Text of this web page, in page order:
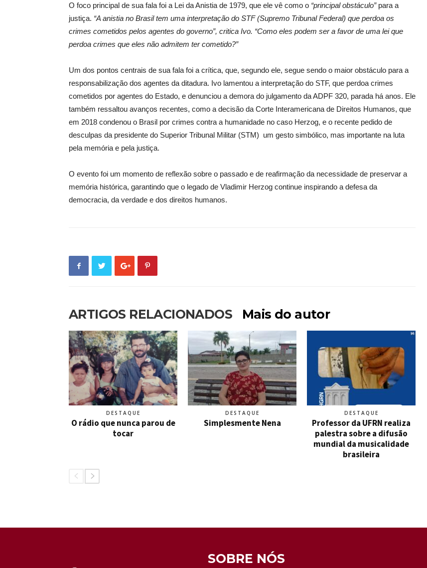
O foco principal de sua fala foi a Lei da Anistia de 1979, que ele vê como o “principal obstáculo”para a
justiça. “A anistia no Brasil tem uma interpretação do STF (Supremo Tribunal Federal) que perdoa os
crimes cometidos pelos agentes do governo”, critica Ivo. “Como eles podem ser a favor de uma lei que
perdoa crimes que eles não admitem ter cometido?”
Um dos pontos centrais de sua fala foi a crítica, que, segundo ele, segue sendo o maior obstáculo para a
responsabilização dos agentes da ditadura. Ivo lamentou a interpretação do STF, que perdoa crimes
cometidos por agentes do Estado, e denunciou a demora do julgamento da ADPF 320, parada há anos. Ele
também ressaltou avanços recentes, como a decisão da Corte Interamericana de Direitos Humanos, que
em 2018 condenou o Brasil por crimes contra a humanidade no caso Herzog, e o recente pedido de
desculpas da presidente do Superior Tribunal Militar (STM) um gesto simbólico, mas importante na luta
pela memória e pela justiça.
O evento foi um momento de reflexão sobre o passado e de reafirmação da necessidade de preservar a
memória histórica, garantindo que o legado de Vladimir Herzog continue inspirando a defesa da
democracia, da verdade e dos direitos humanos.
ARTIGOS RELACIONADOS Mais do autor
DESTAQUE
O rádio que nunca parou de
tocar
DESTAQUE
Simplesmente Nena
DESTAQUE
Professor da UFRN realiza
palestra sobre a difusão
mundial da musicalidade
brasileira
SOBRE NÓS